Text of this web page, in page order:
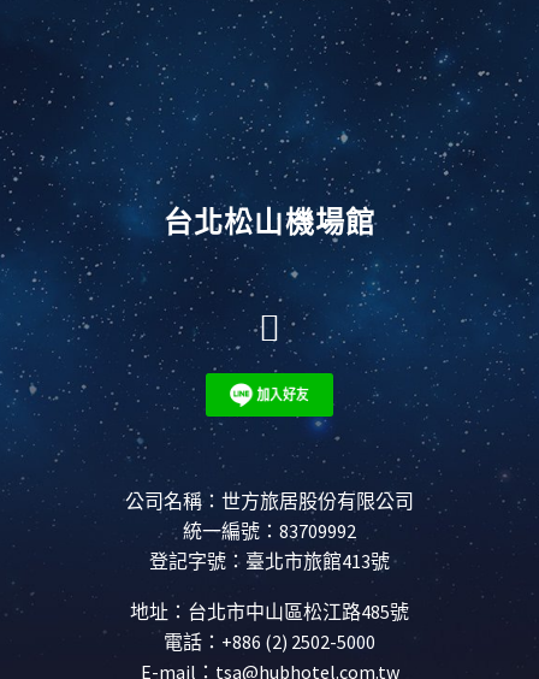
台北松山機場館
公司名稱：世方旅居股份有限公司
統一編號：83709992
登記字號：臺北市旅館413號
地址： 台北市中山區松江路485號
電話： +886 (2) 2502-5000
E-mail： tsa@hubhotel.com.tw